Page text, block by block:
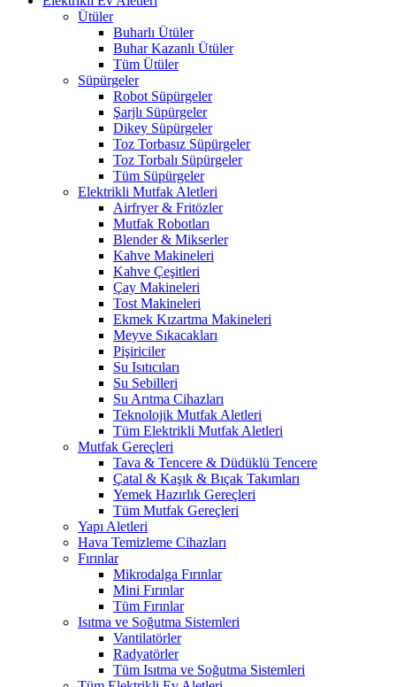
Ütüler
Buharlı Ütüler
Buhar Kazanlı Ütüler
Tüm Ütüler
Süpürgeler
Robot Süpürgeler
Şarjlı Süpürgeler
Dikey Süpürgeler
Toz Torbasız Süpürgeler
Toz Torbalı Süpürgeler
Tüm Süpürgeler
Elektrikli Mutfak Aletleri
Airfryer & Fritözler
Mutfak Robotları
Blender & Mikserler
Kahve Makineleri
Kahve Çeşitleri
Çay Makineleri
Tost Makineleri
Ekmek Kızartma Makineleri
Meyve Sıkacakları
Pişiriciler
Su Isıtıcıları
Su Sebilleri
Su Arıtma Cihazları
Teknolojik Mutfak Aletleri
Tüm Elektrikli Mutfak Aletleri
Mutfak Gereçleri
Tava & Tencere & Düdüklü Tencere
Çatal & Kaşık & Bıçak Takımları
Yemek Hazırlık Gereçleri
Tüm Mutfak Gereçleri
Yapı Aletleri
Hava Temizleme Cihazları
Fırınlar
Mikrodalga Fırınlar
Mini Fırınlar
Tüm Fırınlar
Isıtma ve Soğutma Sistemleri
Vantilatörler
Radyatörler
Tüm Isıtma ve Soğutma Sistemleri